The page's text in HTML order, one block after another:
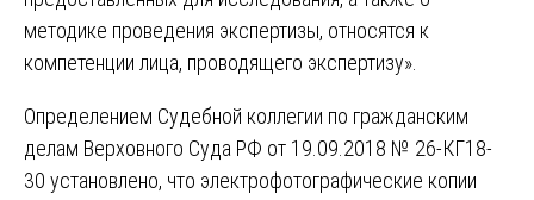
методике проведения экспертизы, относятся к
компетенции лица, проводящего экспертизу».
Определением Судебной коллегии по гражданским
делам Верховного Суда РФ от 19.09.2018 № 26-КГ18-
30 установлено, что электрофотографические копии